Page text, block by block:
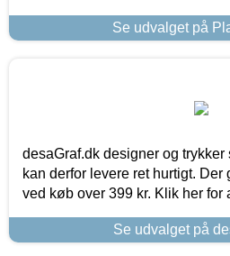
Se udvalget på
desaGraf.dk designer og trykker
kan derfor levere ret hurtigt. Der
ved køb over 399 kr. Klik her for
Se udvalget på